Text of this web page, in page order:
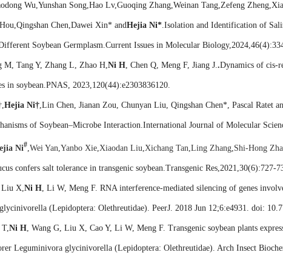
Wu,Yunshan Song,Hao Lv,Guoqing Zhang,Weinan Tang,Zefeng
Chen,Dawei Xin* andHejia Ni*.Isolation and Identification of
Soybean Germplasm.Current Issues in Molecular
M, Tang Y, Zhang L, Zhao H,Ni H, Chen Q, Meng F, Jiang J..Dynamics of cis-
in soybean.PNAS, 2023,120(44):e2303836120.
Hejia Ni†,Lin Chen, Jianan Zou, Chunyan Liu, Qingshan Chen*, Pascal Ratet
of Soybean–Microbe Interaction.International Journal of Molecular
Ni# Wei Yan Yanbo Xie Xiaodan Liu Xichang Tan Ling Zhang Shi-Hong
confers salt tolerance in transgenic soybean.Transgenic Res,2021,30(6):727-
X, Ni H , Li W, Meng F. RNA interference-mediated silencing of genes
(Lepidoptera: Olethreutidae). PeerJ. 2018 Jun 12;6:e4931. doi:
Ni H , Wang G, Liu X, Cao Y, Li W, Meng F. Transgenic soybean plants
Leguminivora glycinivorella (Lepidoptera: Olethreutidae). Arch Insect